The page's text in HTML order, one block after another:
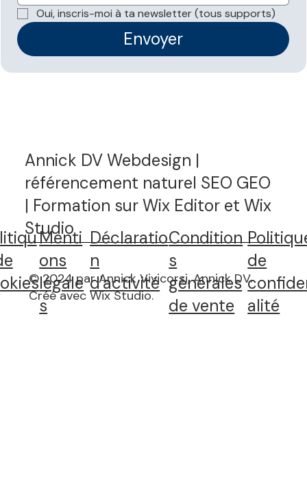
nécessaires pour apparaître dans les
réponses IA ?
Oui, inscris-moi à ta newsletter (tous supports)
Envoyer
Annick DV Webdesign |
référencement naturel SEO GEO
| Formation sur Wix Editor et Wix
Studio
Menti
ons
légale
s
Déclaratio
n
d'activité
de
alité
Condition
s
générales
de vente
© 2024 par Annick Vivicorsi, Annick DV.
Créé avec Wix Studio.